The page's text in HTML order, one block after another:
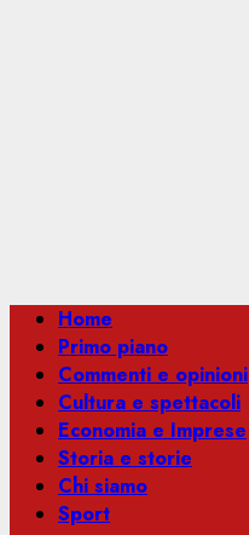
Menu
principale
Home
Primo piano
Commenti e opinioni
Cultura e spettacoli
Economia e Imprese
Storia e storie
Chi siamo
Sport